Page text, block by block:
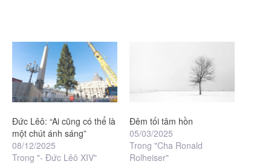
Đức Lêô: “Ai cũng có thể là
một chút ánh sáng”
08/12/2025
Trong "- Đức Lêô XIV"
Đêm tối tâm hồn
05/03/2025
Trong "Cha Ronald
Rolheiser"